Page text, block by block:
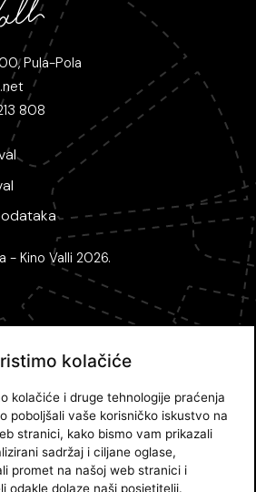
kolačiće
kolačiće i druge tehnologije praćenja
poboljšali vaše korisničko iskustvo na
stranici, kako bismo vam prikazali
sadržaj i ciljane oglase,
promet na našoj web stranici i
odakle dolaze naši posjetitelji.
Pula-Pola
808
- Kino Valli 2026.
obavijesti
filmskog festivala i primati novosti. Prijavom
JU PFF i dajem svoj pristanak na prikupljanje,
tamo opisani. Pretplatu mozete odjaviti u bilo kojem